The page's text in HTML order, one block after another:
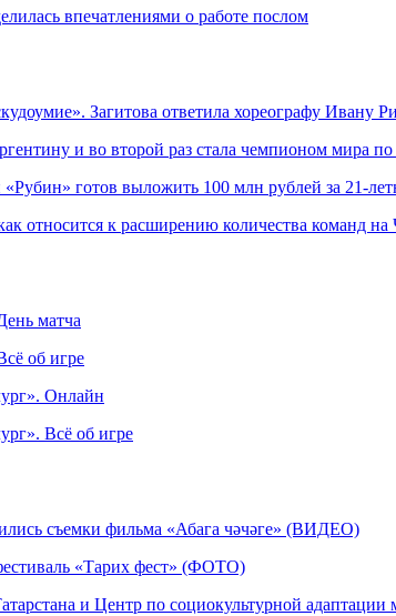
впечатлениями о работе послом
Загитова ответила хореографу Ивану
и во второй раз стала чемпионом мира
готов выложить 100 млн рублей за 21-
относится к расширению количества команд
матча
об игре
Онлайн
Всё об игре
съемки фильма «Абага чәчәге» (ВИДЕО)
«Тарих фест» (ФОТО)
и Центр по социокультурной